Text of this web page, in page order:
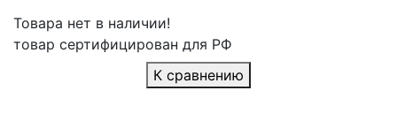
Товара нет в наличии!
товар сертифицирован для РФ
К сравнению